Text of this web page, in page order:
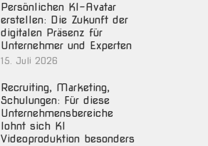
Persönlichen KI-Avatar
erstellen: Die Zukunft der
digitalen Präsenz für
Unternehmer und Experten
15. Juli 2026
Recruiting, Marketing,
Schulungen: Für diese
Unternehmensbereiche
lohnt sich KI
Videoproduktion besonders